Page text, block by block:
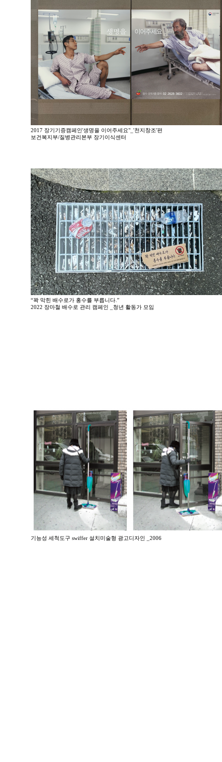
2017 장기기증캠페인'생명을 이어주세요"_'천지창조'편
보건복지부/질병관리본부 장기이식센터
“꽉 막힌 배수로가 홍수를 부릅니다.”
2022 장마철 배수로 관리 캠페인 _청년 활동가 모임
기능성 세척도구 swiffer 설치미술형 광고디자인 _2006